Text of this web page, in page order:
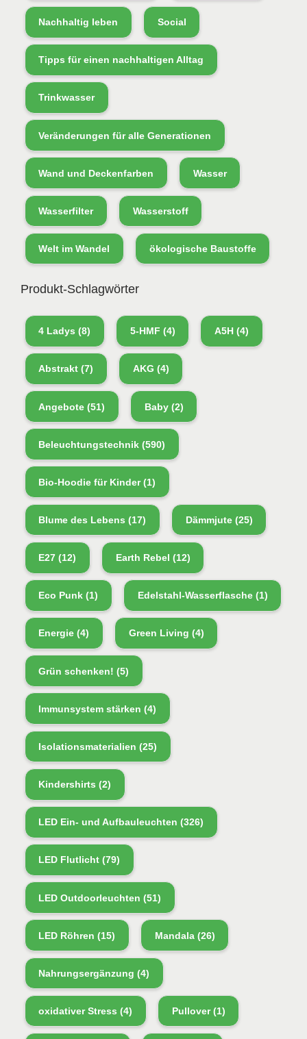
Nachhaltig leben Social
Tipps für einen nachhaltigen Alltag
Trinkwasser
Veränderungen für alle Generationen
Wand und Deckenfarben Wasser
Wasserfilter Wasserstoff
Welt im Wandel ökologische Baustoffe
Produkt-Schlagwörter
4 Ladys (8) 5-HMF (4) A5H(4)
Abstrakt (7) AKG (4)
Angebote (51) Baby(2)
Beleuchtungstechnik (590)
Bio-Hoodie für Kinder(1)
Blume des Lebens (17) Dämmjute(25)
E27 (12) Earth Rebel (12)
Eco Punk (1) Edelstahl-Wasserflasche(1)
Energie (4) Green Living (4)
Grün schenken! (5)
Immunsystem stärken (4)
Isolationsmaterialien (25)
Kindershirts (2)
LED Ein- und Aufbauleuchten (326)
LED Flutlicht (79)
LED Outdoorleuchten (51)
LED Röhren (15) Mandala(26)
Nahrungsergänzung (4)
oxidativer Stress (4) Pullover(1)